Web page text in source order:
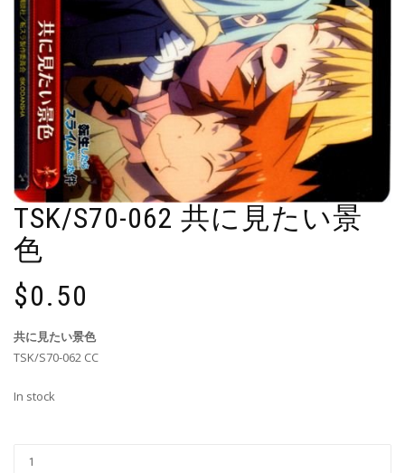
TSK/S70-062 共に見たい景
色
$0.50
共に見たい景色
TSK/S70-062 CC
In stock